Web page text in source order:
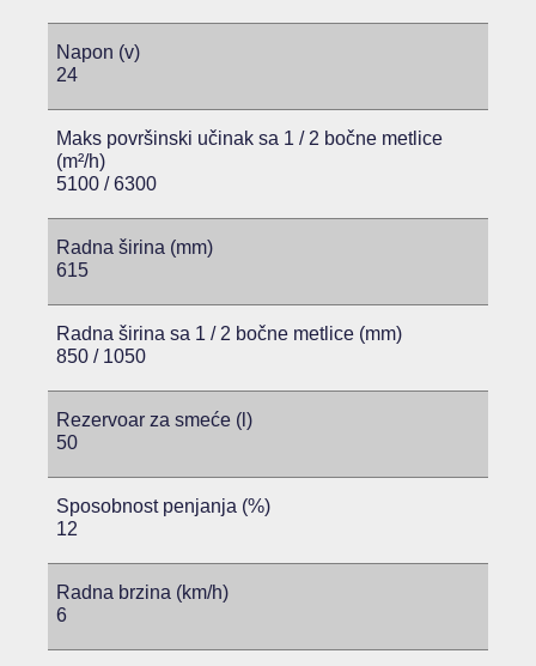
Napon (v)
24
Maks površinski učinak sa 1 / 2 bočne metlice
(m²/h)
5100 / 6300
Radna širina (mm)
615
Radna širina sa 1 / 2 bočne metlice (mm)
850 / 1050
Rezervoar za smeće (l)
50
Sposobnost penjanja (%)
12
Radna brzina (km/h)
6